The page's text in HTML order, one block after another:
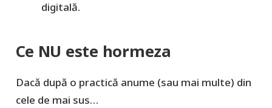
digitală.
Ce NU este hormeza
Dacă după o practică anume (sau mai multe) din
cele de mai sus…